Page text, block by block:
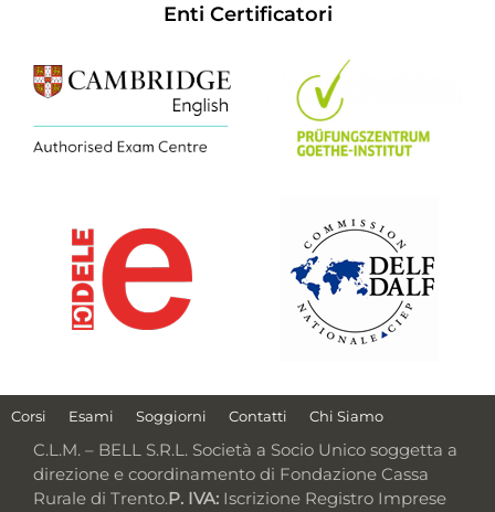
Enti Certificatori
Corsi Esami Soggiorni Contatti Chi Siamo
C.L.M. – BELL S.R.L. Società a Socio Unico soggetta a
direzione e coordinamento di Fondazione Cassa
Rurale di Trento.P. IVA: Iscrizione Registro Imprese